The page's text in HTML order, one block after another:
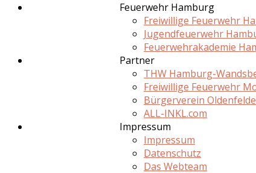
Feuerwehr Hamburg
Freiwillige Feuerwehr
Jugendfeuerwehr
Feuerwehrakademie
Partner
THW Hamburg-
Freiwillige Feuerwehr
Bürgerverein Oldenfelde
ALL-INKL.com
Impressum
Impressum
Datenschutz
Das Webteam